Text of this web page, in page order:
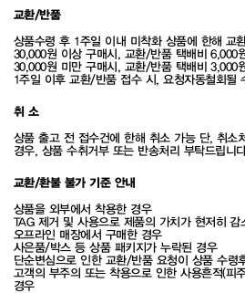
교환/반품
상품수령 후 1주일 이내 미착화 상품에 한해 교
30,000원 이상 구매시, 교환/반품 택배비 6,000
30,000원 미만 구매시, 교환/반품 택배비 3,000
1주일 이후 교환/반품 접수 시, 요청자동철회될
취 소
상품 출고 전 접수건에 한해 취소 가능 단, 취소
경우, 상품 수취거부 또는 반송처리 부탁드립니
교환/환불 불가 기준 안내
상품을 외부에서 착용한 경우
TAG 제거 및 사용으로 제품의 가치가 현저히 감
오프라인 매장에서 구매한 경우
사은품/박스 등 상품 패키지가 누락된 경우
단순변심으로 인한 교환/반품 요청이 상품 수령
고객의 부주의 또는 착용으로 인한 사용흔적(피
경우